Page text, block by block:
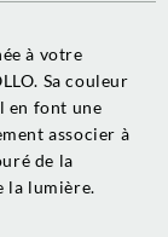
à votre
Sa couleur
en font une
associer à
de la
la lumière.